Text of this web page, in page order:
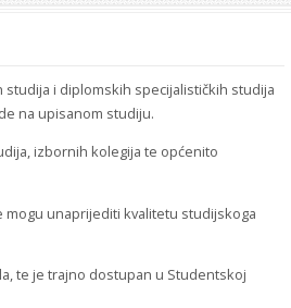
studija i diplomskih specijalističkih studija
na upisanom studiju.
izbornih kolegija te općenito
unaprijediti kvalitetu studijskoga
te je trajno dostupan u Studentskoj